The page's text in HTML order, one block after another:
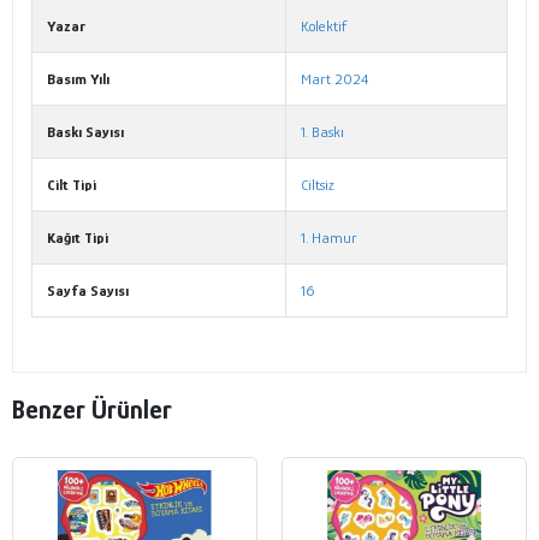
Yazar Kolektif
Basım Yılı Mart 2024
Baskı Sayısı 1. Baskı
Cilt Tipi Ciltsiz
Kağıt Tipi 1. Hamur
Sayfa Sayısı 16
Benzer Ürünler